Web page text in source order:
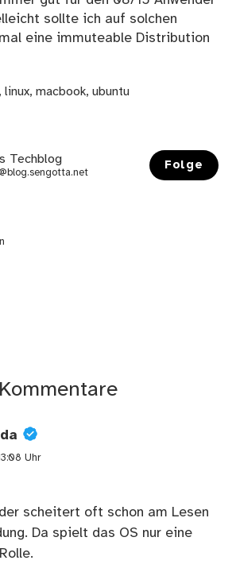
sollte ich auf solchen
eine immuteable Distribution
,linux,macbook,ubuntu
Techblog Folge
Kommentare
Uhr
scheitert oft schon am Lesen
Da spielt das OS nur eine